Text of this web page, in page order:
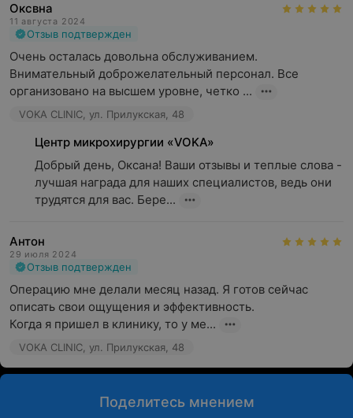
Оксвна
11 августа 2024
Отзыв подтвержден
Очень осталась довольна обслуживанием.
Внимательный доброжелательный персонал. Все
организовано на высшем уровне, четко ...
VOKA CLINIC, ул. Прилукская, 48
Центр микрохирургии «VOKA»
Добрый день, Оксана! Ваши отзывы и теплые слова -
лучшая награда для наших специалистов, ведь они
трудятся для вас. Бере...
Антон
29 июля 2024
Отзыв подтвержден
Операцию мне делали месяц назад. Я готов сейчас
описать свои ощущения и эффективность.
Когда я пришел в клинику, то у ме...
VOKA CLINIC, ул. Прилукская, 48
Поделитесь мнением